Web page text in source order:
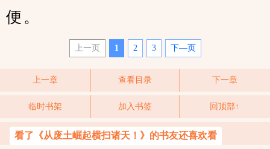
便。
上一页 1 2 3 下—页
上一章 查看目录 下一章
临时书架 加入书签 回顶部↑
看了《从废土崛起横扫诸天！》的书友还喜欢看